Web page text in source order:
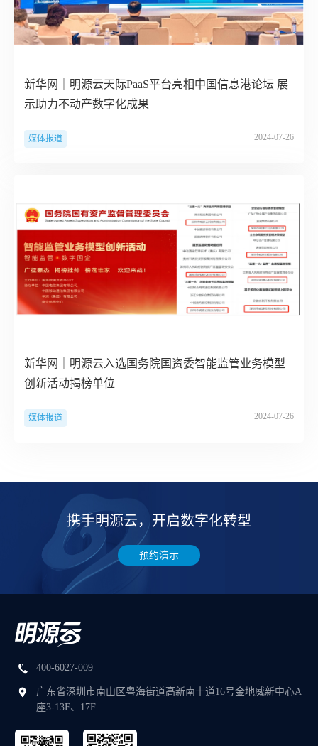
新华网｜明源云天际PaaS平台亮相中国信息港论坛 展
示助力不动产数字化成果
媒体报道 2024-07-26
新华网｜明源云入选国务院国资委智能监管业务模型
创新活动揭榜单位
媒体报道 2024-07-26
携手明源云，开启数字化转型
预约演示
400-6027-009
广东省深圳市南山区粤海街道高新南十道16号金地威新中心A
座3-13F、17F